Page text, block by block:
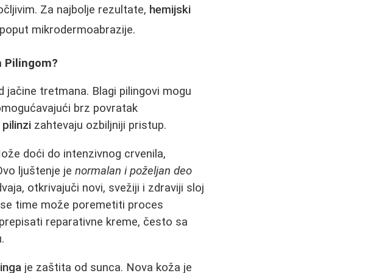
Za najbolje rezultate, hemijski
mikrodermoabrazije.
Pilingom?
jačine tretmana. Blagi pilingovi mogu
brz povratak
zahtevaju ozbiljniji pristup.
doći do intenzivnog crvenila,
ljuštenje jenormalan i poželjan deo
otkrivajuči novi, svežiji i zdraviji sloj
time može poremetiti proces
reparativne kreme, često sa
je zaštita od sunca. Nova koža je